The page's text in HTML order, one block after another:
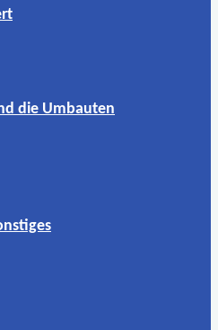
die Umbauten